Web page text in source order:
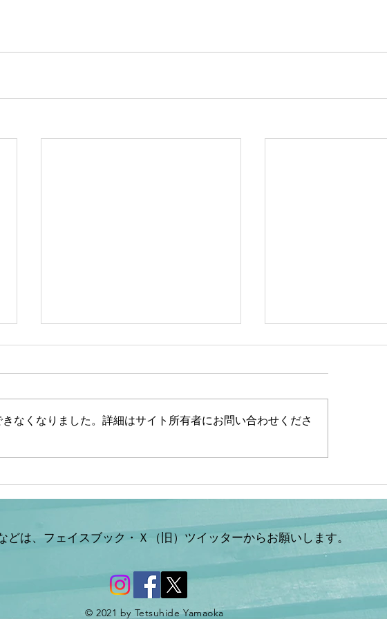
【文】【一般ライブ】【辺野
事故当時の動画を公開【玄ち
瀬×佐波/室伏×松村×平井
11:55〜13:40
【山岡】アニメ人
した理由 ケビン
山岡鉄秀〜後編〜
なくなりました。詳細はサイト所有者にお問い合わせくださ
どは、フェイスブック・Ｘ（旧）ツイッターからお願いします。
© 2021 by Tetsuhide Yamaoka